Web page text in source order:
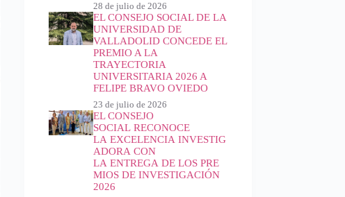
28 de julio de 2026
EL CONSEJO SOCIAL DE LA
UNIVERSIDAD DE
VALLADOLID CONCEDE EL
PREMIO A LA
TRAYECTORIA
UNIVERSITARIA 2026 A
FELIPE BRAVO OVIEDO
23 de julio de 2026
EL CONSEJO
SOCIAL RECONOCE
LA EXCELENCIA INVESTIG
ADORA CON
LA ENTREGA DE LOS PRE
MIOS DE INVESTIGACIÓN
2026